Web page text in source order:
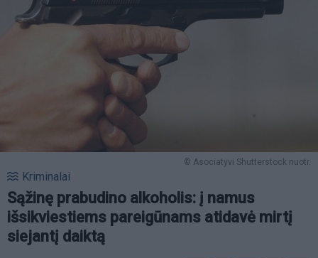
© Asociatyvi Shutterstock nuotr.
Kriminalai
Sąžinę prabudino alkoholis: į namus
išsikviestiems pareigūnams atidavė mirtį
siejantį daiktą